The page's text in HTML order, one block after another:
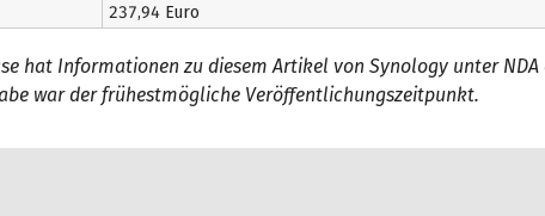
237,94 Euro
hat Informationen zu diesem Artikel von Synology unter NDA
war der frühestmögliche Veröffentlichungszeitpunkt.